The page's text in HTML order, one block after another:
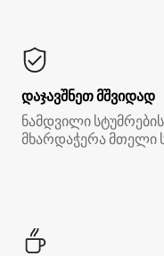
დაჯავშნეთ მშვიდად
ნამდვილი
მხარდაჭერა მთელი